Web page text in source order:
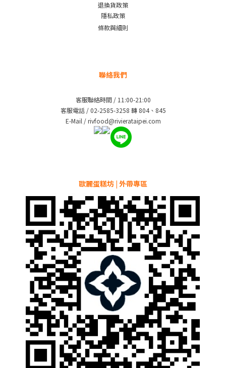
退換貨政策
隱私政策
條款與細則
聯絡我們
客服聯絡時間 / 11:00-21:00
客服電話 / 02-2585-3258 轉 804、845
E-Mail / rivfood@rivierataipei.com
歐麗蛋糕坊 | 外帶專區